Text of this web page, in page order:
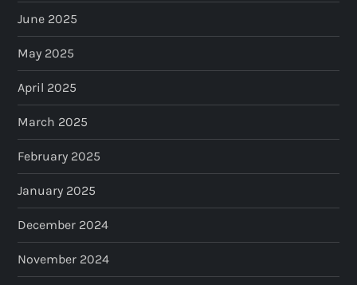
June 2025
May 2025
April 2025
March 2025
February 2025
January 2025
December 2024
November 2024